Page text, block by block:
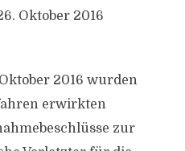
Oktober 2016
2016 wurden
erwirkten
zur